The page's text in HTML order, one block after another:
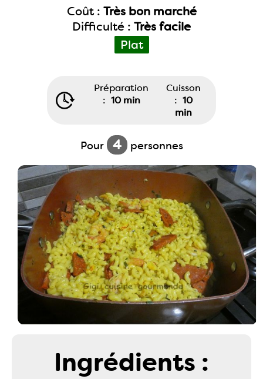
Coût : Très bon marché
Difficulté : Très facile
Plat
Préparation
: 10 min
Cuisson
: 10
min
Pour 4 personnes
Ingrédients :